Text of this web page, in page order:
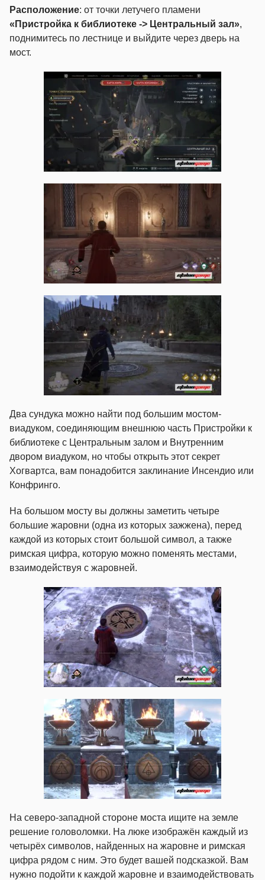
Расположение: от точки летучего пламени
«Пристройка к библиотеке -> Центральный зал»,
поднимитесь по лестнице и выйдите через дверь на
мост.
Два сундука можно найти под большим мостом-
виадуком, соединяющим внешнюю часть Пристройки к
библиотеке с Центральным залом и Внутренним
двором виадуком, но чтобы открыть этот секрет
Хогвартса, вам понадобится заклинание Инсендио или
Конфринго.
На большом мосту вы должны заметить четыре
большие жаровни (одна из которых зажжена), перед
каждой из которых стоит большой символ, а также
римская цифра, которую можно поменять местами,
взаимодействуя с жаровней.
На северо-западной стороне моста ищите на земле
решение головоломки. На люке изображён каждый из
четырёх символов, найденных на жаровне и римская
цифра рядом с ним. Это будет вашей подсказкой. Вам
нужно подойти к каждой жаровне и взаимодействовать